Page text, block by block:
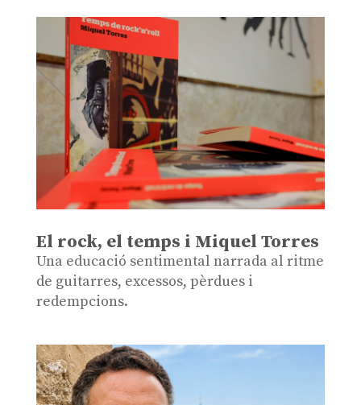
El rock, el temps i Miquel Torres
Una educació sentimental narrada al ritme
de guitarres, excessos, pèrdues i
redempcions.